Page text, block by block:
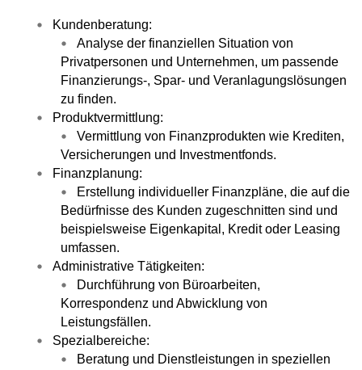
Kundenberatung:
Analyse der finanziellen Situation von
Privatpersonen und Unternehmen, um passende
Finanzierungs-, Spar- und Veranlagungslösungen
zu finden.
Produktvermittlung:
Vermittlung von Finanzprodukten wie Krediten,
Versicherungen und Investmentfonds.
Finanzplanung:
Erstellung individueller Finanzpläne, die auf die
Bedürfnisse des Kunden zugeschnitten sind und
beispielsweise Eigenkapital, Kredit oder Leasing
umfassen.
Administrative Tätigkeiten:
Durchführung von Büroarbeiten,
Korrespondenz und Abwicklung von
Leistungsfällen.
Spezialbereiche:
Beratung und Dienstleistungen in speziellen